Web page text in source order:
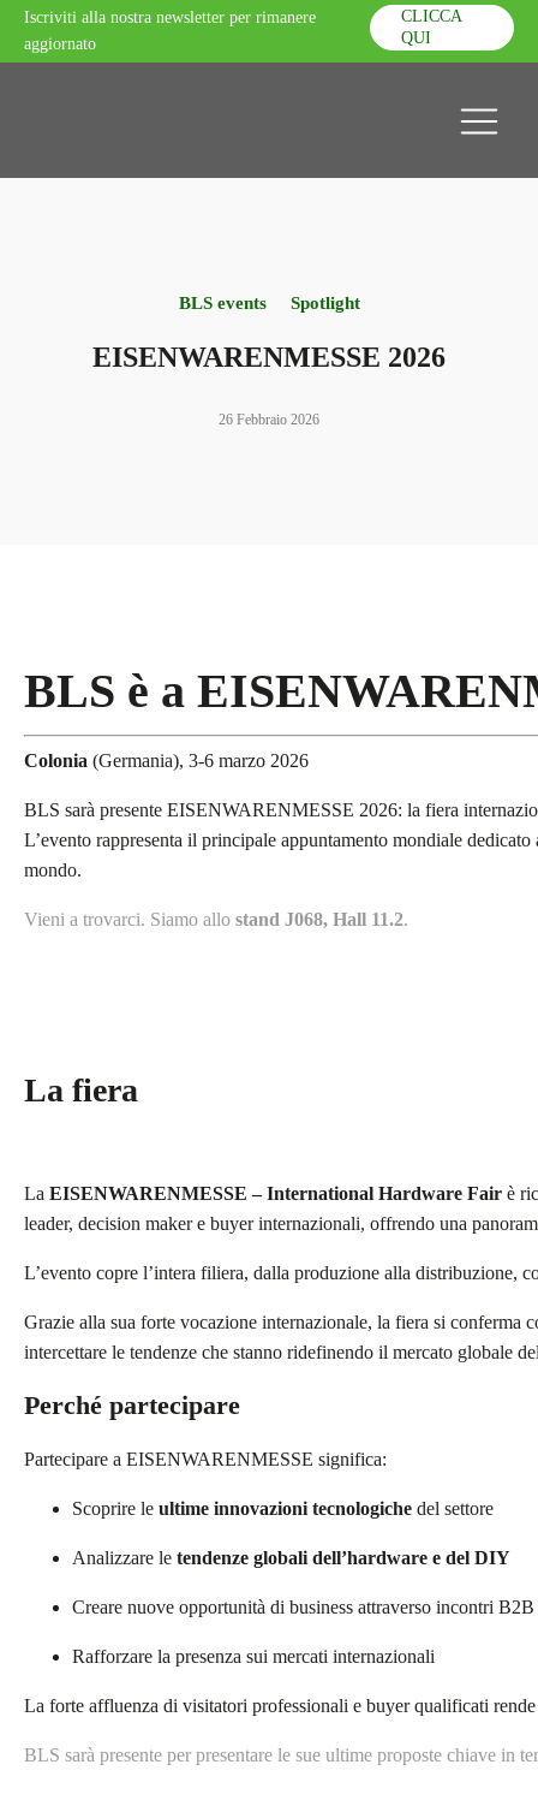
Iscriviti alla nostra newsletter per rimanere
aggiornato
CLICCA
QUI
BLS events Spotlight
EISENWARENMESSE 2026
26 Febbraio 2026
BLS è a
Colonia (Germania), 3-6 marzo 2026
BLS sarà presente EISENWARENMESSE 2026: la fiera
L’evento rappresenta il principale appuntamento mondiale
mondo.
Vieni a trovarci. Siamo allo stand J068, Hall 11.2.
La fiera
La EISENWARENMESSE – International Hardware Fair è
leader, decision maker e buyer internazionali, offrendo una
L’evento copre l’intera filiera, dalla produzione alla distribuzione,
Grazie alla sua forte vocazione internazionale, la fiera si conferma
intercettare le tendenze che stanno ridefinendo il mercato globale
Perché partecipare
Partecipare a EISENWARENMESSE significa:
Scoprire le ultime innovazioni tecnologiche del settore
Analizzare le tendenze globali dell’hardware e del DIY
Creare nuove opportunità di business attraverso incontri B2B
Rafforzare la presenza sui mercati internazionali
La forte affluenza di visitatori professionali e buyer qualificati
BLS sarà presente per presentare le sue ultime proposte chiave in